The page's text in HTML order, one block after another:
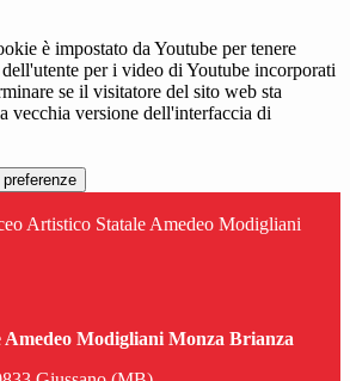
è impostato da Youtube per tenere
per i video di Youtube incorporati
se il visitatore del sito web sta
vecchia versione dell'interfaccia di
Artistico Statale Amedeo Modigliani
Modigliani Monza Brianza